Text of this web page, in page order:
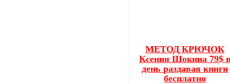
МЕТОД КРЮЧОК
Ксения Шокина 79$
день раздавая книги
бесплатно